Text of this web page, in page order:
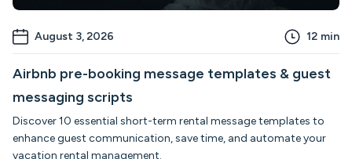
August 3, 2026 12 min
Airbnb pre-booking message templates & guest
messaging scripts
Discover 10 essential short-term rental message templates to
enhance guest communication, save time, and automate your
vacation rental management.